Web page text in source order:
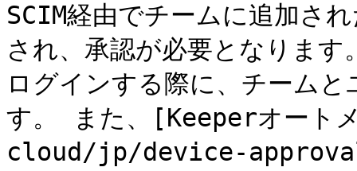
SCIM経由でチームに追加さ
され、承認が必要となりま
ログインする際に、チーム
す。 また、[Keeperオー
cloud/jp/device-